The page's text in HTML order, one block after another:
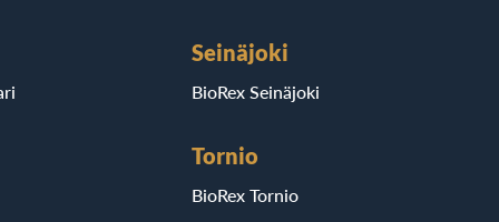
Seinäjoki
BioRex Seinäjoki
Tornio
BioRex Tornio